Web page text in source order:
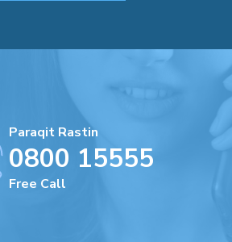
Paraqit Rastin
0800 15555
Free Call